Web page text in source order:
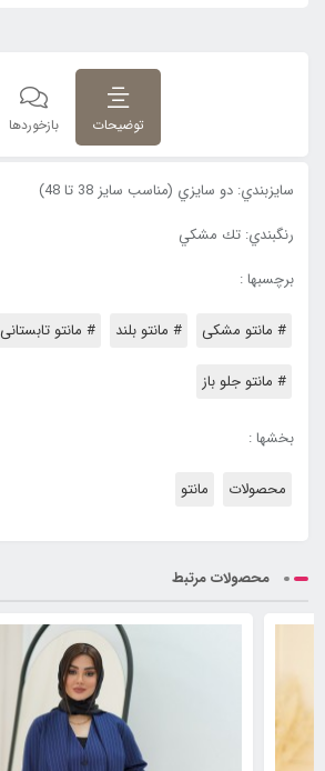
توضیحات بازخوردها
سايزبندي: دو سايزي (مناسب سایز 38 تا 48)
رنگبندي: تك مشكي
برچسبها :
# مانتو مشکی # مانتو بلند # مانتو تابستانی
# مانتو جلو باز
بخشها :
محصولات مانتو
محصولات مرتبط